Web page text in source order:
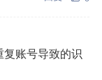
复账号导致的识